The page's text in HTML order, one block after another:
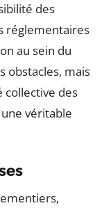
des
réglementaires
au sein du
obstacles, mais
collective des
véritable